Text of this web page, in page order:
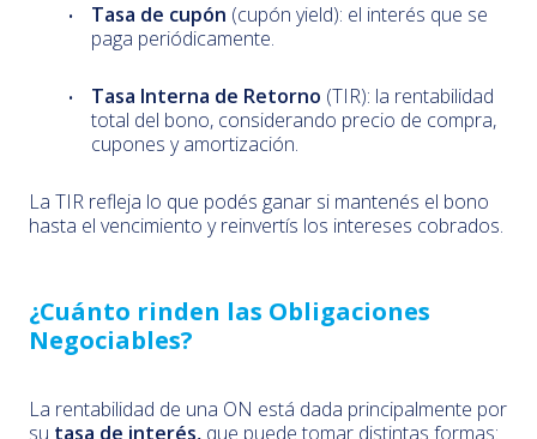
Tasa de cupón (cupón yield): el interés que se
paga periódicamente.
Tasa Interna de Retorno (TIR): la rentabilidad
total del bono, considerando precio de compra,
cupones y amortización.
La TIR refleja lo que podés ganar si mantenés el bono
hasta el vencimiento y reinvertís los intereses cobrados.
¿Cuánto rinden las Obligaciones
Negociables?
La rentabilidad de una ON está dada principalmente por
su tasa de interés, que puede tomar distintas formas: